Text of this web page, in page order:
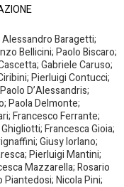
Baragetti;
Bellicini; Paolo Biscaro;
Gabriele Caruso;
Pierluigi Contucci;
D’Alessandris;
Paola Delmonte;
Francesco Ferrante;
Francesca Gioia;
Giusy Iorlano;
Pierluigi Mantini;
Mazzarella; Rosario
Nicola Pini;